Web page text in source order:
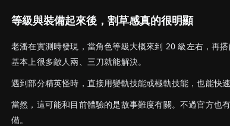
等級與裝備起來後，割草感真的很明顯
老潘在實測時發現，當角色等級大概來到 20 級左右，再
基本上很多敵人兩、三刀就能解決。
遇到部分精英怪時，直接用變軌技能或極軌技能，也能快速
當然，這可能和目前體驗的是故事難度有關。不過官方也
備。